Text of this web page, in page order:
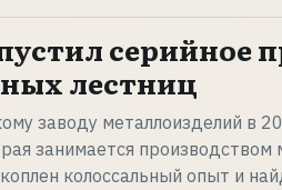
серийное
лестниц
заводу металлоизделий в
занимается
колоссальный опыт и